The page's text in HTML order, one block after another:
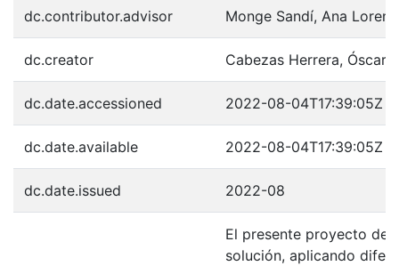
dc.contributor.advisor Monge Sandí, Ana Lorena
dc.creator Cabezas Herrera, Óscar
dc.date.accessioned 2022-08-04T17:39:05Z
dc.date.available 2022-08-04T17:39:05Z
dc.date.issued 2022-08
El presente proyecto
solución, aplicando